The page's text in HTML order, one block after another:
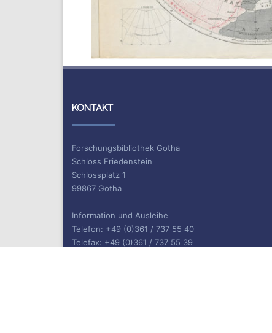
KONTAKT
Forschungsbibliothek Gotha
Schloss Friedenstein
Schlossplatz 1
99867 Gotha
Information und Ausleihe
Telefon: +49 (0)361 / 737 55 40
Telefax: +49 (0)361 / 737 55 39